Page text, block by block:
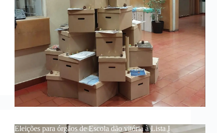
Eleições para órgãos de Escola dão vitória à Lista I